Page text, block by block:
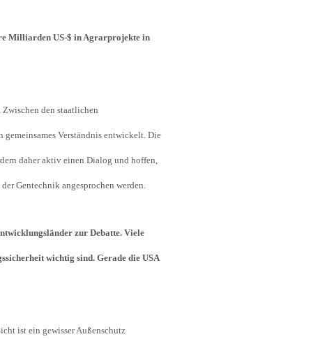
Milliarden US-$ in Agrarprojekte in
den staatlichen
Verständnis entwickelt. Die
daher aktiv einen Dialog und hoffen,
Gentechnik angesprochen werden.
zur Debatte. Viele
wichtig sind. Gerade die USA
ist ein gewisser Außenschutz